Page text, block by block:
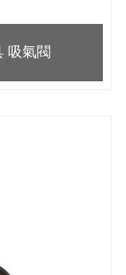
吸氣閥